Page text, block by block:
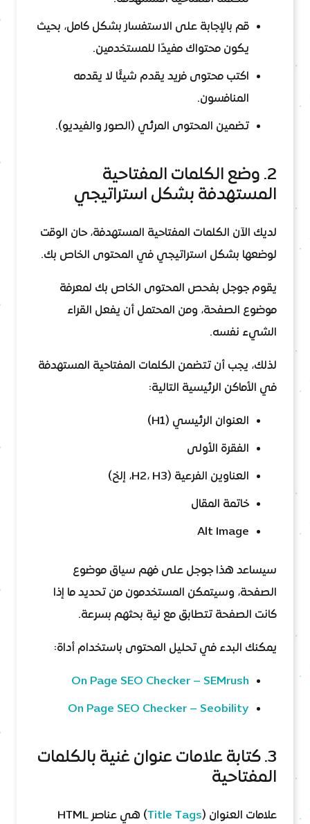
قم بالإجابة على الاستفسار بشكل كامل، بحيث
يكون محتواك مفيدًا للمستخدمين.
اكتب محتوى فريد يقدم شيئًا لا يقدمه
المنافسون.
تضمين المحتوى المرئي (الصور والفيديو).
2. وضع الكلمات المفتاحية
المستهدفة بشكل استراتيجي
لديك الآن الكلمات المفتاحية المستهدفة، حان الوقت
لوضعها بشكل استراتيجي في المحتوى الخاص بك.
يقوم جوجل بفحص المحتوى الخاص بك لمعرفة
موضوع الصفحة، ومن المحتمل أن يفعل القراء
الشيء نفسه.
لذلك، يجب أن تتضمن الكلمات المفتاحية المستهدفة
في الأماكن الرئيسية التالية:
العنوان الرئيسي (H1)
الفقرة الأولى
العناوين الفرعية (H2، H3، إلخ)
خاتمة المقال
Alt Image
سيساعد هذا جوجل على فهم سياق موضوع
الصفحة، وسيتمكن المستخدمون من تحديد ما إذا
كانت الصفحة تتطابق مع نية بحثهم بسرعة.
يمكنك البدء في تحليل المحتوى باستخدام أداة:
On Page SEO Checker – SEMrush
On Page SEO Checker – Seobility
3. كتابة علامات عنوان غنية بالكلمات
المفتاحية
علامات العنوان (Title Tags
) هي عناصر HTML